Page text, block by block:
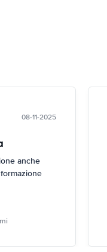
08-11-2025
anche